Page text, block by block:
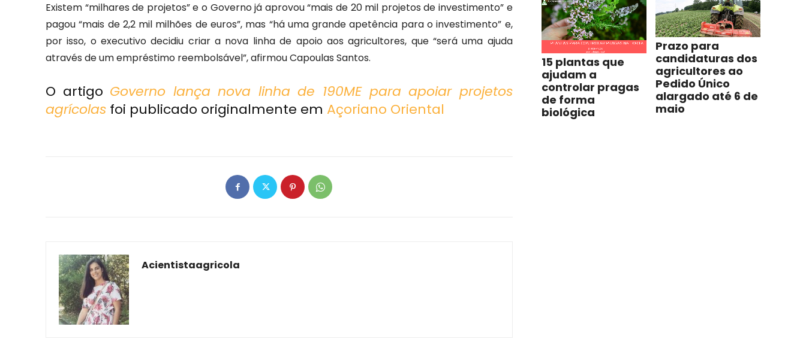
Existem “milhares de projetos” e o Governo já aprovou “mais de 20 mil projetos de investimento” e
pagou “mais de 2,2 mil milhões de euros”, mas “há uma grande apetência para o investimento” e,
por isso, o executivo decidiu criar a nova linha de apoio aos agricultores, que “será uma ajuda
através de um empréstimo reembolsável”, afirmou Capoulas Santos.
O artigo Governo lança nova linha de 190ME para apoiar projetos
agrícolas foi publicado originalmente em Açoriano Oriental
Acientistaagricola
15 plantas que
ajudam a
controlar pragas
de forma
biológica
Prazo para
candidaturas dos
agricultores ao
Pedido Único
alargado até 6 de
maio